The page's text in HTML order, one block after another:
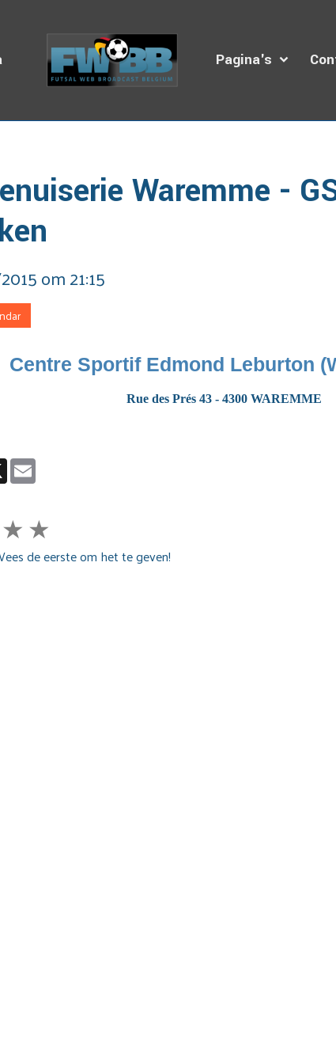
Pagina's
Waremme -
om 21:15
Centre Sportif Edmond Leburton
Rue des Prés 43 - 4300 WAREMME
X
★★
de eerste om het te geven!